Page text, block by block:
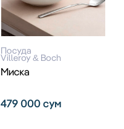
Посуда
Villeroy & Boch
Миска
479 000сум